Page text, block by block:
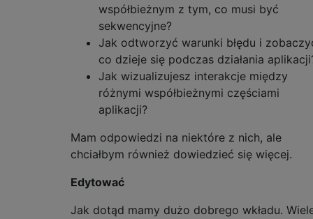
współbieżnym z tym, co musi być
sekwencyjne?
Jak odtworzyć warunki błędu i
co dzieje się podczas działania
Jak wizualizujesz interakcje między
różnymi współbieżnymi częściami
aplikacji?
Mam odpowiedzi na niektóre z nich, ale
chciałbym również dowiedzieć się więcej.
Edytować
Jak dotąd mamy dużo dobrego wkładu.